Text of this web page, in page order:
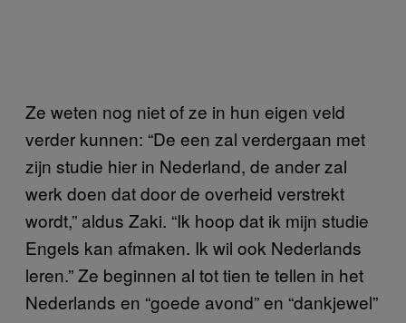
Ze weten nog niet of ze in hun eigen veld
verder kunnen: “De een zal verdergaan met
zijn studie hier in Nederland, de ander zal
werk doen dat door de overheid verstrekt
wordt,” aldus Zaki. “Ik hoop dat ik mijn studie
Engels kan afmaken. Ik wil ook Nederlands
leren.” Ze beginnen al tot tien te tellen in het
Nederlands en “goede avond” en “dankjewel”